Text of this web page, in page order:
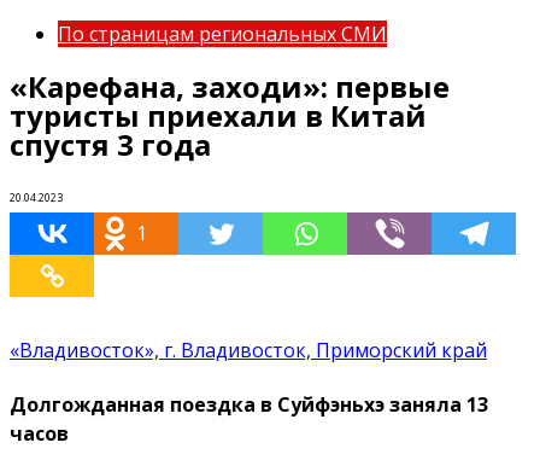
По страницам региональных СМИ
«Карефана, заходи»: первые
туристы приехали в Китай
спустя 3 года
20.04.2023
1
«Владивосток», г. Владивосток, Приморский край
Долгожданная поездка в Суйфэньхэ заняла 13
часов